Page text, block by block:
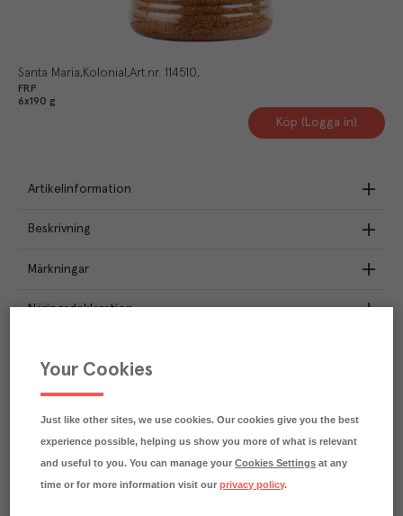
Santa Maria Kolonial Art.nr. 114510
FRP
6x190 g
Köp (Logga in)
Artikelinformation
Beskrivning
Märkningar
Näringsdeklaration
CO₂e/kg
Varje kilo av varan påverkar klimatet motsvarande
Läs mer om hur vi beräknar klimatavtryck
Your Cookies
Just like other sites, we use cookies. Our cookies give you the best
experience possible, helping us show you more of what is relevant
and useful to you. You can manage yourCookies Settings at any
time or for more information visit ourprivacy policy.